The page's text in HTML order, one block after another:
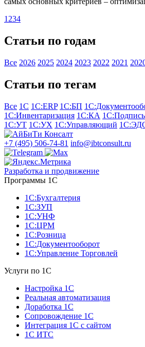
1 234
Статьи по годам
Все 2026 2025 2024 2023 2022 2021
Статьи по тегам
Все 1С 1С:ERP 1С:БП
1С:Инвентаризация 1С:КА 1С:Подпись
1С:УТ 1С:УХ 1С:Управляющий
+7 (495) 506-74-81 info@ibtconsult.ru
Разработка и продвижение
Программы 1С
1С:Бухгалтерия
1С:ЗУП
1С:УНФ
1С:ЦРМ
1С:Розница
1С:Документооборот
1С:Управление Торговлей
Услуги по 1С
Настройка 1С
Реальная автоматизация
Доработка 1С
Сопровождение 1С
Интеграция 1С с сайтом
1С ИТС